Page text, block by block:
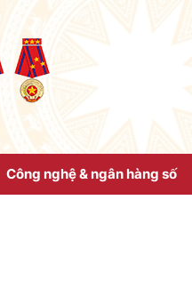
Công nghệ & ngân hàng số